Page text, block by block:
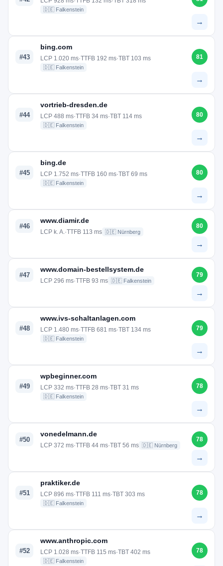
🇩🇪 Falkenstein
→
#43
bing.com
LCP 1.020 ms·TTFB 192 ms·TBT 103 ms
🇩🇪 Falkenstein
81
→
#44
vortrieb-dresden.de
LCP 488 ms·TTFB 34 ms·TBT 114 ms
🇩🇪 Falkenstein
80
→
#45
bing.de
LCP 1.752 ms·TTFB 160 ms·TBT 69 ms
🇩🇪 Falkenstein
80
→
#46
www.diamir.de
LCP k. A.·TTFB 113 ms 🇩🇪 Nürnberg
80
→
#47
www.domain-bestellsystem.de
LCP 296 ms·TTFB 93 ms 🇩🇪 Falkenstein
79
→
#48
www.ivs-schaltanlagen.com
LCP 1.480 ms·TTFB 681 ms·TBT 134 ms
🇩🇪 Falkenstein
79
→
#49
wpbeginner.com
LCP 332 ms·TTFB 28 ms·TBT 31 ms
🇩🇪 Falkenstein
78
→
#50
vonedelmann.de
LCP 372 ms·TTFB 44 ms·TBT 56 ms 🇩🇪 Nürnberg
78
→
#51
praktiker.de
LCP 896 ms·TTFB 111 ms·TBT 303 ms
🇩🇪 Falkenstein
78
→
#52
www.anthropic.com
LCP 1.028 ms·TTFB 115 ms·TBT 402 ms
🇩🇪 Falkenstein
78